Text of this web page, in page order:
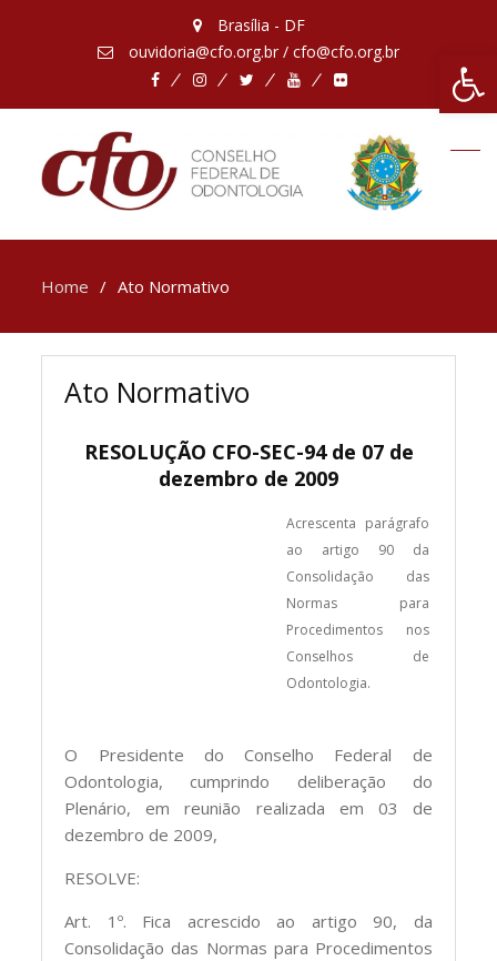
Brasília - DF
ouvidoria@cfo.org.br / cfo@cfo.org.br
FacebookInstagramTwitterYoutubeFlickr
Home Ato Normativo
Ato Normativo
RESOLUÇÃO CFO-SEC-94 de 07 de
dezembro de 2009
Acrescenta parágrafo
ao artigo 90 da
Consolidação das
Normas para
Procedimentos nos
Conselhos de
Odontologia.
O Presidente do Conselho Federal de
Odontologia, cumprindo deliberação do
Plenário, em reunião realizada em 03 de
dezembro de 2009,
RESOLVE:
Art. 1º. Fica acrescido ao artigo 90, da
Consolidação das Normas para Procedimentos